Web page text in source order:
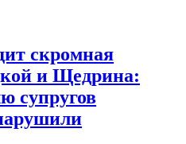
скромная
и Щедрина:
супругов